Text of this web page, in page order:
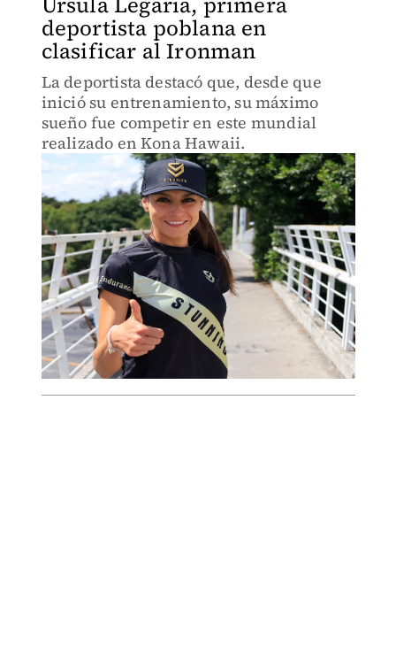
deportista poblana en
clasificar al Ironman
La deportista destacó que, desde que
inició su entrenamiento, su máximo
sueño fue competir en este mundial
realizado en Kona Hawaii.